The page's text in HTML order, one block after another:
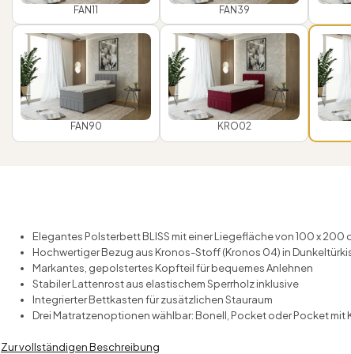
FAN11 FAN39
FAN90 KRO02
Elegantes Polsterbett BLISS mit einer Liegefläche von 100 x 200
Hochwertiger Bezug aus Kronos-Stoff (Kronos 04) in
Markantes, gepolstertes Kopfteil für bequemes Anlehnen
Stabiler Lattenrost aus elastischem Sperrholz inklusive
Integrierter Bettkasten für zusätzlichen Stauraum
Drei Matratzenoptionen wählbar: Bonell, Pocket oder Pocket mit
Zur vollständigen Beschreibung